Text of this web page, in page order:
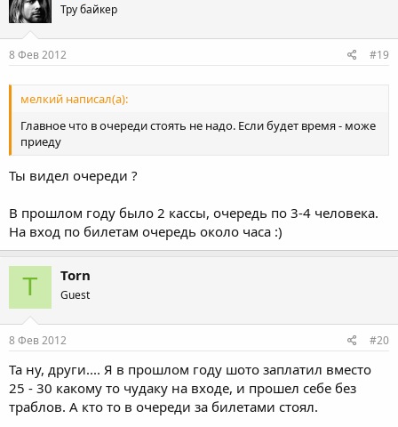
Тру байкер
8 Фев 2012 #19
мелкий написал(а):
Главное что в очереди стоять не надо. Если будет время - може
приеду
Ты видел очереди ?
В прошлом году было 2 кассы, очередь по 3-4 человека.
На вход по билетам очередь около часа :)
T Torn
Guest
8 Фев 2012 #20
Та ну, други.... Я в прошлом году шото заплатил вместо
25 - 30 какому то чудаку на входе, и прошел себе без
траблов. А кто то в очереди за билетами стоял.